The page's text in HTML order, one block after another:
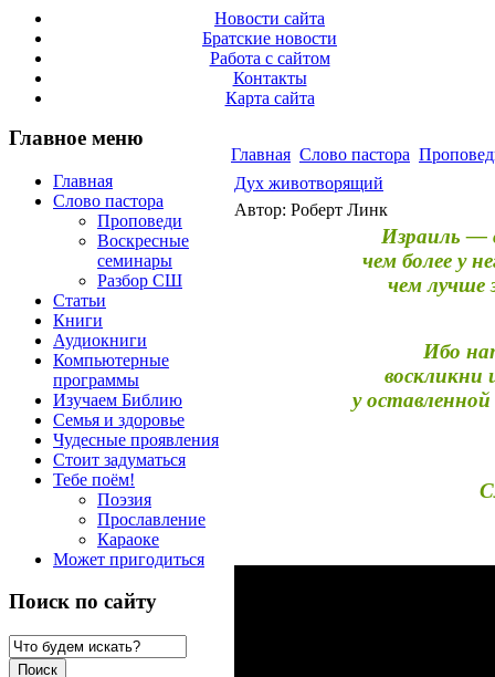
Новости сайта
Братские новости
Работа с сайтом
Контакты
Карта сайта
Главное меню
Главная
Слово пастора
Проповеди
Воскресные
семинары
Разбор СШ
Статьи
Книги
Аудиокниги
Компьютерные
программы
Изучаем Библию
Семья и здоровье
Чудесные проявления
Стоит задуматься
Тебе поём!
Поэзия
Прославление
Караоке
Может пригодиться
Поиск по сайту
Главная Слово пастора
Дух животворящий
Автор: Роберт Линк
Израиль —
чем более у
чем лучше
Ибо
воскликни
у